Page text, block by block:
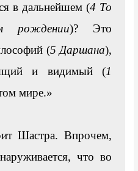
в дальнейшем (4 То
рождении)? Это
(5 Даршана),
и видимый (1
мире.»
Шастра. Впрочем,
что во